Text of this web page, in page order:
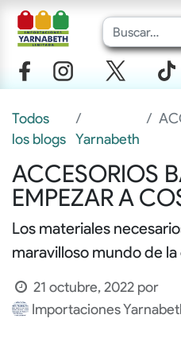
Todos
los blogs Yarnabeth
ACCESORIOS
EMPEZAR A
Los materiales
maravilloso mundo de
21 octubre, 2022 por
Importaciones